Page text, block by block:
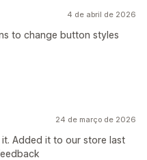
4 de abril de 2026
to change button styles
24 de março de 2026
Added it to our store last